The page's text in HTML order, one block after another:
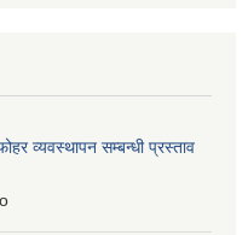
व्यवस्थापन सम्बन्धी प्रस्ताव